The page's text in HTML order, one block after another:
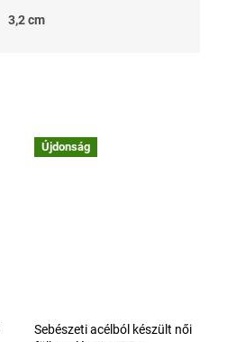
3,2 cm
Újdonság
Sebészeti acélból készült női